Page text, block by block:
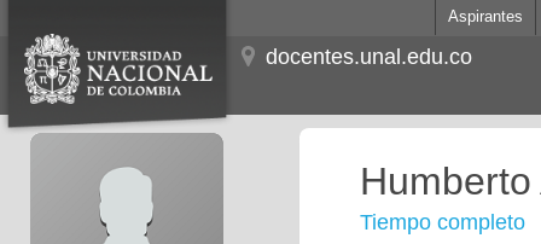
Aspirantes
docentes.unal.edu.co
Tiempo completo